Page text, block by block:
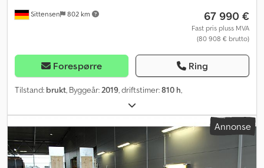
Sittensen 802 km 67 990 €
Fast pris pluss MVA
(80 908 € brutto)
Forespørre Ring
Tilstand: brukt, Byggeår:2019, driftstimer:810 h,
Annonse